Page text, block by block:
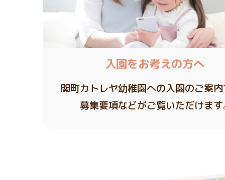
入園をお考えの方へ
関町カトレヤ幼稚園への入園のご案内
募集要項などがご覧いただけます